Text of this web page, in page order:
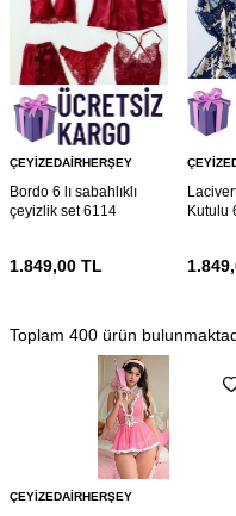
ÇEYIZEDAIRHERŞEY
Bordo 6 lı sabahlıklı
çeyizlik set 6114
1.849,00 TL
Kutulu
Toplam 400 ürün
ÇEYIZEDAIRHERŞEY